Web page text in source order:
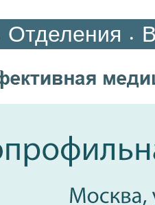
Отделения •